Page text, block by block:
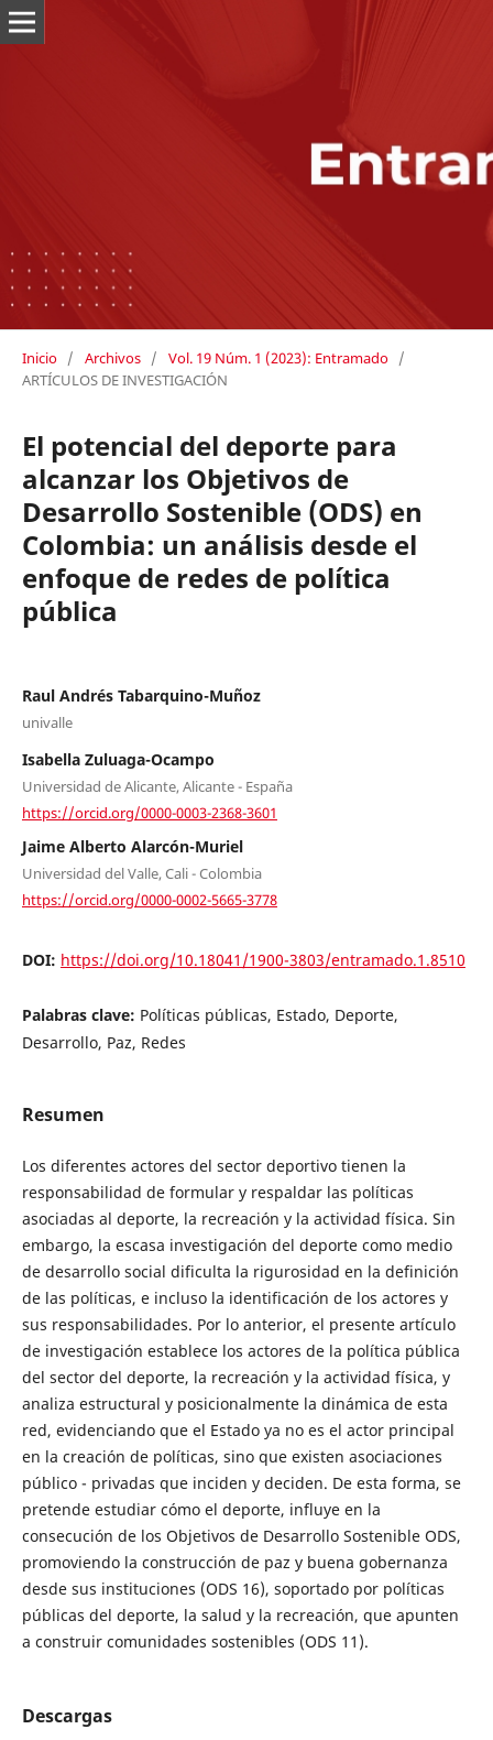
Inicio / Archivos / Vol. 19 Núm. 1 (2023): Entramado /
ARTÍCULOS DE INVESTIGACIÓN
El potencial del deporte para
alcanzar los Objetivos de
Desarrollo Sostenible (ODS) en
Colombia: un análisis desde el
enfoque de redes de política
pública
Raul Andrés Tabarquino-Muñoz
univalle
Isabella Zuluaga-Ocampo
Universidad de Alicante, Alicante - España
https://orcid.org/0000-0003-2368-3601
Jaime Alberto Alarcón-Muriel
Universidad del Valle, Cali - Colombia
https://orcid.org/0000-0002-5665-3778
DOI: https://doi.org/10.18041/1900-3803/entramado.1.8510
Palabras clave: Políticas públicas, Estado, Deporte,
Desarrollo, Paz, Redes
Resumen
Los diferentes actores del sector deportivo tienen la
responsabilidad de formular y respaldar las políticas
asociadas al deporte, la recreación y la actividad física. Sin
embargo, la escasa investigación del deporte como medio
de desarrollo social dificulta la rigurosidad en la definición
de las políticas, e incluso la identificación de los actores y
sus responsabilidades. Por lo anterior, el presente artículo
de investigación establece los actores de la política pública
del sector del deporte, la recreación y la actividad física, y
analiza estructural y posicionalmente la dinámica de esta
red, evidenciando que el Estado ya no es el actor principal
en la creación de políticas, sino que existen asociaciones
público - privadas que inciden y deciden. De esta forma, se
pretende estudiar cómo el deporte, influye en la
consecución de los Objetivos de Desarrollo Sostenible ODS,
promoviendo la construcción de paz y buena gobernanza
desde sus instituciones (ODS 16), soportado por políticas
públicas del deporte, la salud y la recreación, que apunten
a construir comunidades sostenibles (ODS 11).
Descargas